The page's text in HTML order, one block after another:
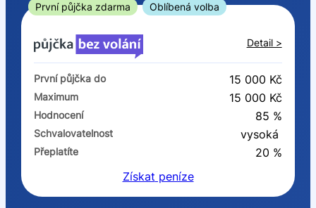
ne
V exekuci
ano
ne
Po insolvenci
V hotovosti
První půjčka zdarma Oblíbená volba
Detail >
První půjčka do 15 000 Kč
Maximum 15 000 Kč
Hodnocení 85 %
Schvalovatelnost vysoká
Přeplatíte
20 %
Získat peníze